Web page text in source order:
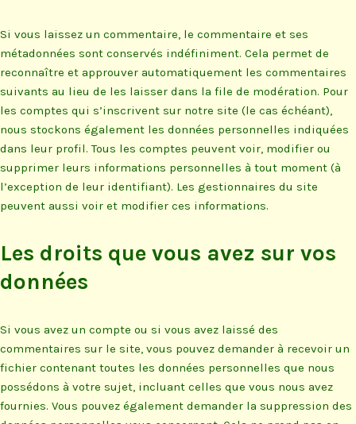
Si vous laissez un commentaire, le commentaire et ses
métadonnées sont conservés indéfiniment. Cela permet de
reconnaître et approuver automatiquement les commentaires
suivants au lieu de les laisser dans la file de modération. Pour
les comptes qui s’inscrivent sur notre site (le cas échéant),
nous stockons également les données personnelles indiquées
dans leur profil. Tous les comptes peuvent voir, modifier ou
supprimer leurs informations personnelles à tout moment (à
l’exception de leur identifiant). Les gestionnaires du site
peuvent aussi voir et modifier ces informations.
Les droits que vous avez sur vos
données
Si vous avez un compte ou si vous avez laissé des
commentaires sur le site, vous pouvez demander à recevoir un
fichier contenant toutes les données personnelles que nous
possédons à votre sujet, incluant celles que vous nous avez
fournies. Vous pouvez également demander la suppression des